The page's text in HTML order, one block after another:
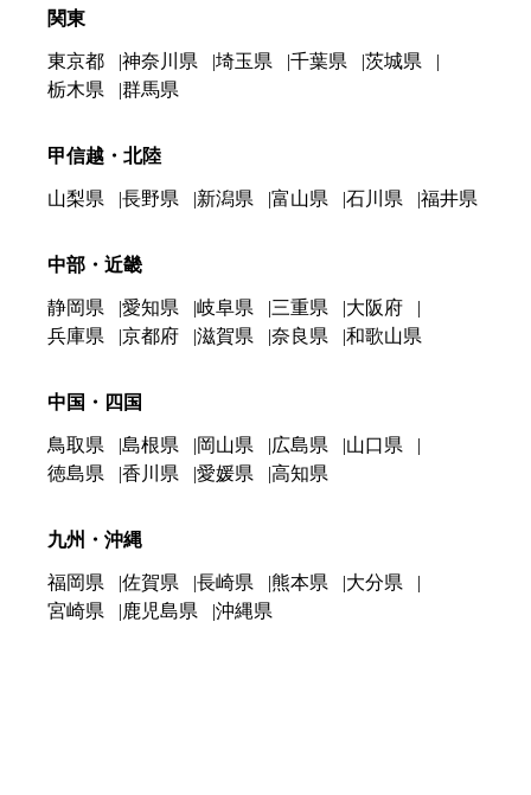
関東
東京都 神奈川県 埼玉県 千葉県
茨城県
栃木県
群馬県
甲信越・北陸
山梨県 長野県 新潟県 富山県 石川県 福井県
中部・近畿
静岡県 愛知県 岐阜県 三重県
大阪府
兵庫県
京都府 滋賀県 奈良県 和歌山県
中国・四国
鳥取県 島根県 岡山県 広島県
山口県
徳島県
香川県 愛媛県 高知県
九州・沖縄
福岡県 佐賀県 長崎県 熊本県
大分県
宮崎県
鹿児島県 沖縄県